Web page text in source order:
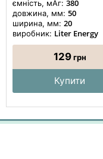
ємність, мАг: 380
довжина, мм: 50
ширина, мм: 20
виробник: Liter Energy
129грн
Купити